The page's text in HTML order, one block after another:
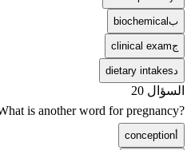
بbiochemical
جclinical exam
dietary intakes
السؤال 20
What is another word for pregnancy?
conception